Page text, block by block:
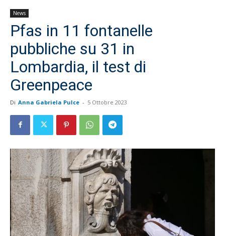
News
Pfas in 11 fontanelle
pubbliche su 31 in
Lombardia, il test di
Greenpeace
Di Anna Gabriela Pulce - 5 Ottobre 2023